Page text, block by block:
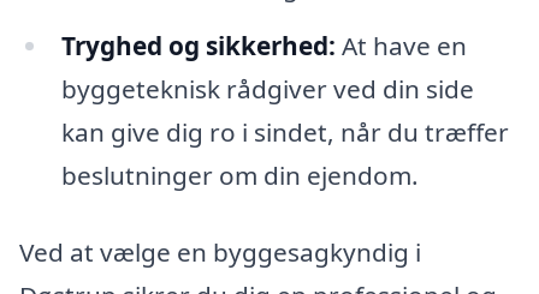
Tryghed og sikkerhed: At have en
byggeteknisk rådgiver ved din side
kan give dig ro i sindet, når du træffer
beslutninger om din ejendom.
Ved at vælge en byggesagkyndig i